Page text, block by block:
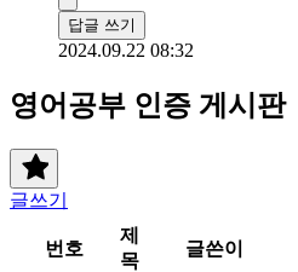
답글 쓰기
2024.09.22 08:32
영어공부 인증 게시판
글쓰기
번호
제
목
글쓴이